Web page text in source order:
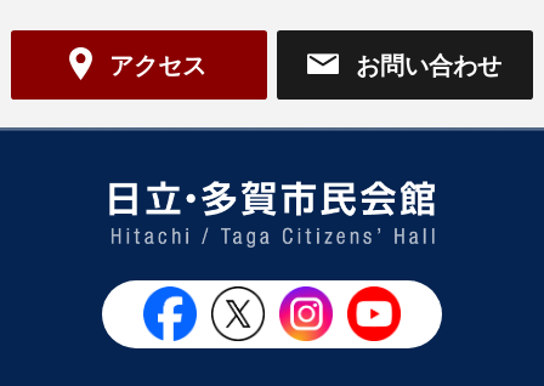
アクセス お問い合わせ
日立シビックセンター公式
日立シビックセンター
日立シビックセ
日立シビ